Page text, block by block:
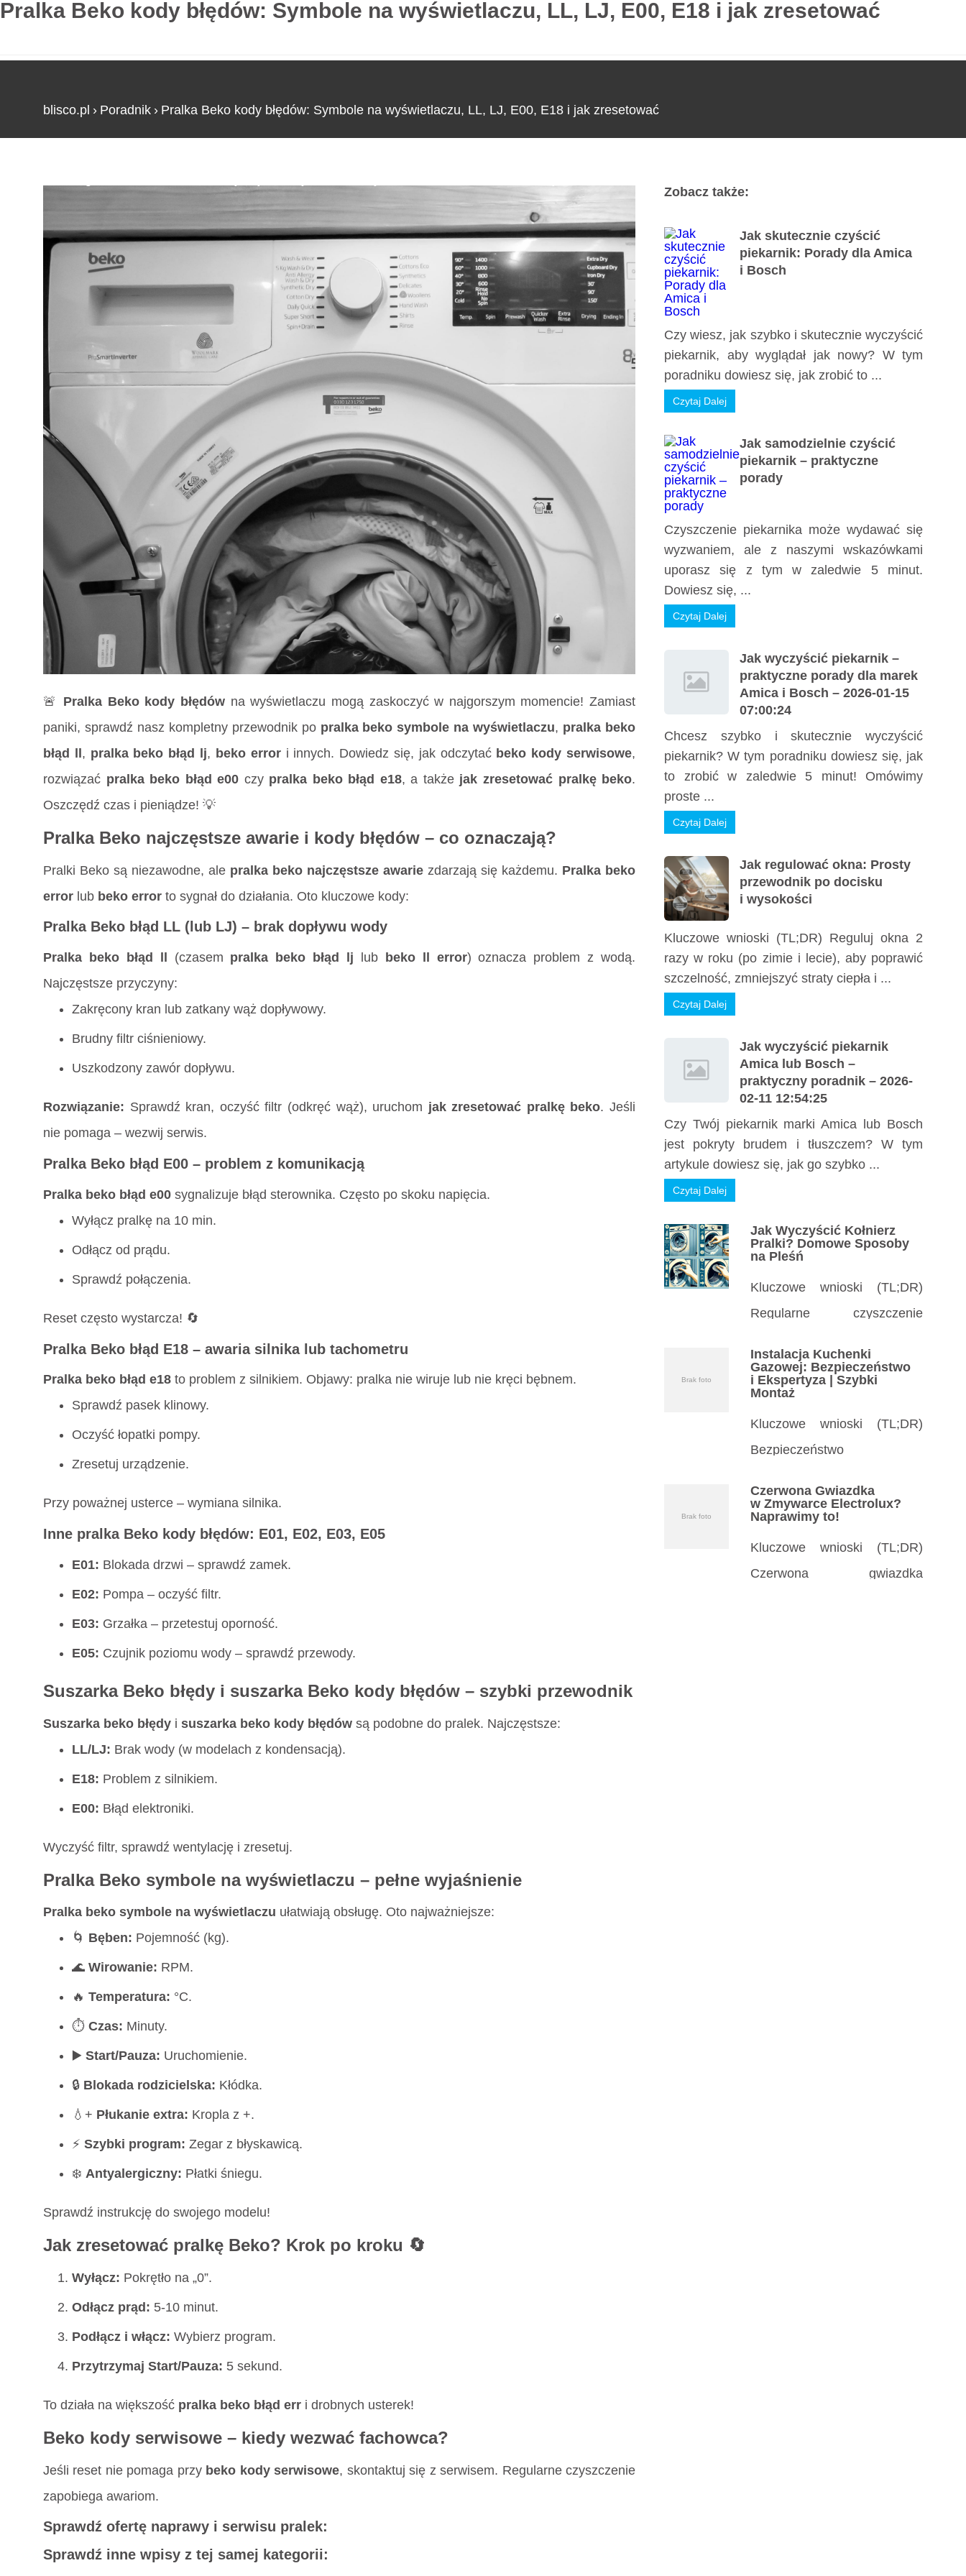
O nas Usługi Poradnik
blisco.pl › Poradnik › Pralka Beko kody błędów: Symbole na wyświetlaczu, LL, LJ, E00, E18 i jak zresetować
Pralka Beko kody błędów: Symbole na wyświetlaczu, LL, LJ, E00, E18 i jak zresetować
🚨 Pralka Beko kody błędów na wyświetlaczu mogą zaskoczyć w najgorszym momencie! Zamiast
paniki, sprawdź nasz kompletny przewodnik po pralka beko symbole na wyświetlaczu, pralka beko
błąd ll , pralka beko błąd lj, beko errori innych. Dowiedz się, jak odczytać beko kody serwisowe,
rozwiązać pralka beko błąd e00 czy pralka beko błąd e18, a także jak zresetować pralkę beko.
Oszczędź czas i pieniądze! 💡
Pralka Beko najczęstsze awarie i kody błędów – co oznaczają?
Pralki Beko są niezawodne, ale pralka beko najczęstsze awarie zdarzają się każdemu. Pralka beko
error lub beko error to sygnał do działania. Oto kluczowe kody:
Pralka Beko błąd LL (lub LJ) – brak dopływu wody
Pralka beko błąd ll (czasem pralka beko błąd lj lub beko ll error) oznacza problem z wodą.
Najczęstsze przyczyny:
Zakręcony kran lub zatkany wąż dopływowy.
Brudny filtr ciśnieniowy.
Uszkodzony zawór dopływu.
Rozwiązanie: Sprawdź kran, oczyść filtr (odkręć wąż), uruchom jak zresetować pralkę beko. Jeśli
nie pomaga – wezwij serwis.
Pralka Beko błąd E00 – problem z komunikacją
Pralka beko błąd e00 sygnalizuje błąd sterownika. Często po skoku napięcia.
Wyłącz pralkę na 10 min.
Odłącz od prądu.
Sprawdź połączenia.
Reset często wystarcza! 🔄
Pralka Beko błąd E18 – awaria silnika lub tachometru
Pralka beko błąd e18 to problem z silnikiem. Objawy: pralka nie wiruje lub nie kręci bębnem.
Sprawdź pasek klinowy.
Oczyść łopatki pompy.
Zresetuj urządzenie.
Przy poważnej usterce – wymiana silnika.
Inne pralka Beko kody błędów: E01, E02, E03, E05
E01: Blokada drzwi – sprawdź zamek.
E02: Pompa – oczyść filtr.
E03: Grzałka – przetestuj oporność.
E05: Czujnik poziomu wody – sprawdź przewody.
Suszarka Beko błędy i suszarka Beko kody błędów – szybki przewodnik
Suszarka beko błędy i suszarka beko kody błędów są podobne do pralek. Najczęstsze:
LL/LJ: Brak wody (w modelach z kondensacją).
E18: Problem z silnikiem.
E00: Błąd elektroniki.
Wyczyść filtr, sprawdź wentylację i zresetuj.
Pralka Beko symbole na wyświetlaczu – pełne wyjaśnienie
Pralka beko symbole na wyświetlaczu ułatwiają obsługę. Oto najważniejsze:
🌀 Bęben: Pojemność (kg).
🌊 Wirowanie: RPM.
🔥 Temperatura: °C.
⏱️ Czas: Minuty.
▶️ Start/Pauza: Uruchomienie.
🔒 Blokada rodzicielska: Kłódka.
💧+ Płukanie extra: Kropla z +.
⚡ Szybki program: Zegar z błyskawicą.
❄️ Antyalergiczny: Płatki śniegu.
Sprawdź instrukcję do swojego modelu!
Jak zresetować pralkę Beko? Krok po kroku 🔄
Wyłącz: Pokrętło na „0”.
Odłącz prąd: 5-10 minut.
Podłącz i włącz: Wybierz program.
Przytrzymaj Start/Pauza: 5 sekund.
To działa na większość pralka beko błąd err i drobnych usterek!
Beko kody serwisowe – kiedy wezwać fachowca?
Jeśli reset nie pomaga przy beko kody serwisowe, skontaktuj się z serwisem. Regularne czyszczenie
zapobiega awariom.
Sprawdź ofertę naprawy i serwisu pralek:
Sprawdź inne wpisy z tej samej kategorii:
Zobacz także:
Jak skutecznie czyścić
piekarnik: Porady dla Amica
i Bosch
Czy wiesz, jak szybko i skutecznie wyczyścić
piekarnik, aby wyglądał jak nowy? W tym
poradniku dowiesz się, jak zrobić to ...
Czytaj Dalej
Jak samodzielnie czyścić
piekarnik – praktyczne
porady
Czyszczenie piekarnika może wydawać się
wyzwaniem, ale z naszymi wskazówkami
uporasz się z tym w zaledwie 5 minut.
Dowiesz się, ...
Czytaj Dalej
Jak wyczyścić piekarnik –
praktyczne porady dla marek
Amica i Bosch – 2026-01-15
07:00:24
Chcesz szybko i skutecznie wyczyścić
piekarnik? W tym poradniku dowiesz się, jak
to zrobić w zaledwie 5 minut! Omówimy
proste ...
Czytaj Dalej
Jak regulować okna: Prosty
przewodnik po docisku
i wysokości
Kluczowe wnioski (TL;DR) Reguluj okna 2
razy w roku (po zimie i lecie), aby poprawić
szczelność, zmniejszyć straty ciepła i ...
Czytaj Dalej
Jak wyczyścić piekarnik
Amica lub Bosch –
praktyczny poradnik – 2026-
02-11 12:54:25
Czy Twój piekarnik marki Amica lub Bosch
jest pokryty brudem i tłuszczem? W tym
artykule dowiesz się, jak go szybko ...
Czytaj Dalej
Jak Wyczyścić Kołnierz
Pralki? Domowe Sposoby
na Pleśń
Kluczowe wnioski (TL;DR)
Regularne czyszczenie
pleśni, zapachom
i uszkodzeniom uszczelki –
czyść co miesiąc. Proste
środki domowe jak ocet, soda
skutecznie usuwają brud
i szlam z gumowego kołnierza
w pralce. […]
Brak foto
Instalacja Kuchenki
Gazowej: Bezpieczeństwo
i Ekspertyza | Szybki
Montaż
Kluczowe wnioski (TL;DR)
Bezpieczeństwo
Instalacja kuchenki gazowej
wymaga specjalisty
z certyfikatami, by uniknąć
wycieków gazu i eksplozji.
Brak foto
Czerwona Gwiazdka
w Zmywarce Electrolux?
Naprawimy to!
Kluczowe wnioski (TL;DR)
Czerwona gwiazdka